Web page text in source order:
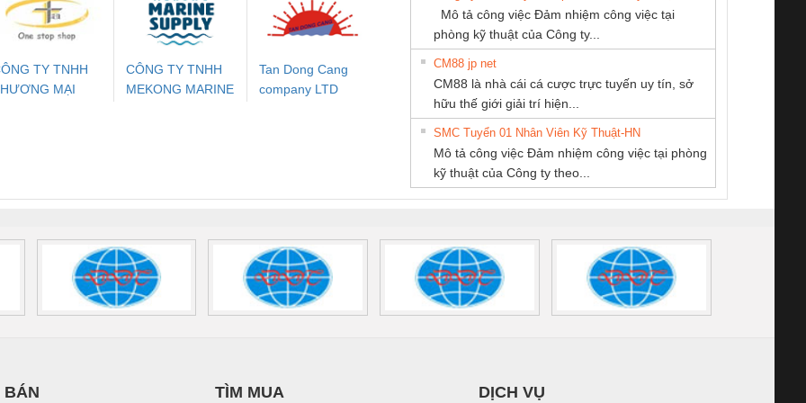
- 2981059
Điện AC
Mô-đun Ắc Quy UPS
2708863
24DC/FSP/2X1/1X2
Rơ Le An Toàn
Bộ giám sát chuỗi
tấm pin
TRANSCLINIC 16I+
1K5 H (2502520000)
điện TRANSCLINIC
BKE 1K5.4
(7791400879)2. Giá
Nẹp nhôm chống
trơn Đà Nẵng
TY TNHH
MẠI
CÔNG TY TNHH
MEKONG MARINE
Tan Dong Cang
company LTD
GIA HƯNG PHÁT
CÔNG TY TNHH
KỸ THUẬT KTECH
VIỆT NAM
Thiết Bị Điện Nam
Quốc Thịnh
THIẾT BỊ CÔNG
NAM
Mô tả công việc Đảm nhiệm công việc tại
phòng kỹ thuật của Công ty...
CM88 jp net
CM88 là nhà cái cá cược trực tuyến uy tín, sở
hữu thế giới giải trí hiện...
SMC Tuyển 01 Nhân Viên Kỹ Thuật-HN
Mô tả công việc Đảm nhiệm công việc tại phòng
kỹ thuật của Công ty theo...
BÁN TÌM MUA DỊCH VỤ